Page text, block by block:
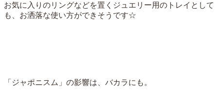
お気に入りのリングなどを置くジュエリー用のトレイとして
も、お洒落な使い方ができそうです☆
「ジャポニスム」の影響は、バカラにも。